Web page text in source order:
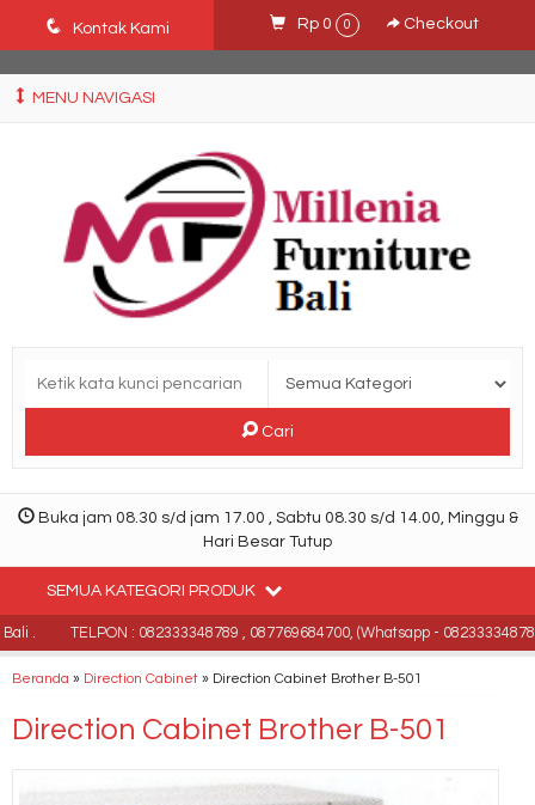
Ffn26mCseQzwzJTw3smpNE8Nti1cAw6hYZWaSDjvoqs
q Kontak Kami Rp 0 0 Checkout
MENU NAVIGASI
Cari
Buka jam 08.30 s/d jam 17.00 , Sabtu 08.30 s/d 14.00, Minggu &
Hari Besar Tutup
SEMUA KATEGORI PRODUK
. TELPON : 082333348789 , 087769684700, (Whatsapp - 082333348789)
Beranda » Direction Cabinet » Direction Cabinet Brother B-501
Direction Cabinet Brother B-501